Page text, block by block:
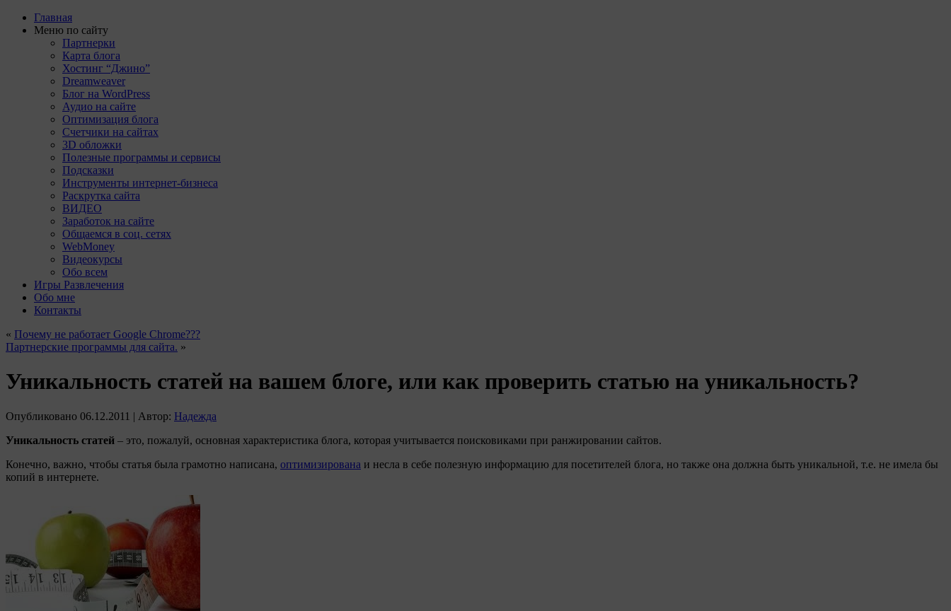
Главная
Меню по сайту
Партнерки
Карта блога
Хостинг “Джино”
Dreamweaver
Блог на WordPress
Аудио на сайте
Оптимизация блога
Счетчики на сайтах
3D обложки
Полезные программы и сервисы
Подсказки
Инструменты интернет-бизнеса
Раскрутка сайта
ВИДЕО
Заработок на сайте
Общаемся в соц. сетях
WebMoney
Видеокурсы
Обо всем
Игры Развлечения
Обо мне
Контакты
« Почему не работает Google Chrome???
Партнерские программы для сайта. »
Уникальность статей на вашем блоге, или как проверить статью на уникальность?
Опубликовано 06.12.2011 | Автор: Надежда
Уникальность статей – это, пожалуй, основная характеристика блога, которая учитывается поисковиками при ранжировании сайтов.
Конечно, важно, чтобы статья была грамотно написана, оптимизирована и несла в себе полезную информацию для посетителей блога, но также она должна быть уникальной, т.е. не имела бы
копий в интернете.